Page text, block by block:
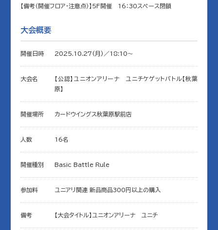
【備考（開催フロア・注意点）】5F開催 16：30スペース閉鎖
大会概要
開催日時 2025.10.27(月)／18:10〜
大会名
【公認】ユニオンアリーナ ユニチケゲットバトル【秋葉
原】
開催場所 カードウイングス秋葉原駅前店
人数 16名
開催種別 Basic Battle Rule
参加料 ユニアリ関連 新品商品300円以上の購入
備考 【大会タイトル】ユニオンアリーナ ユニチ